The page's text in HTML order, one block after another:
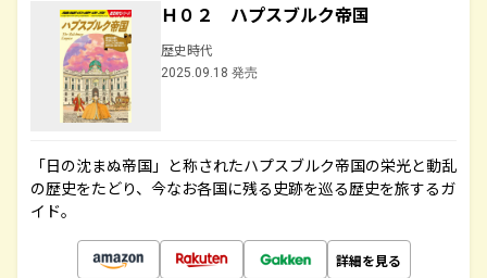
Ｈ０２ ハプスブルク帝国
歴史時代
2025.09.18 発売
「日の沈まぬ帝国」と称されたハプスブルク帝国の栄光と動乱
の歴史をたどり、今なお各国に残る史跡を巡る歴史を旅するガ
イド。
詳細を見る